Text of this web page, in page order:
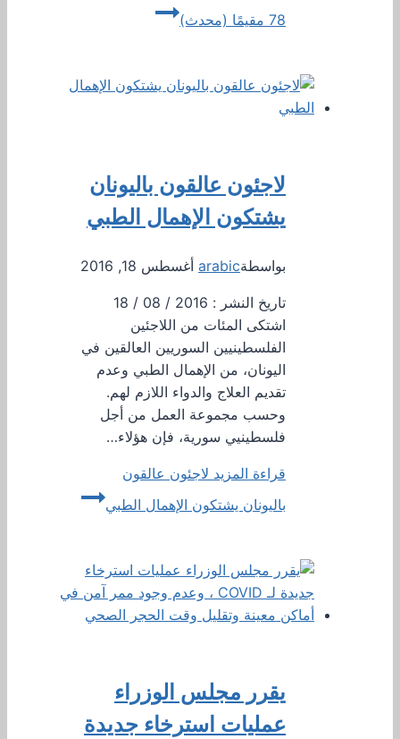
78 مقيمًا (محدث)
لاجئون عالقون باليونان
يشتكون الإهمال الطبي
بواسطةarabic أغسطس 18, 2016
تاريخ النشر : 2016 / 08 / 18
اشتكى المئات من ‏اللاجئين
الفلسطينيين السوريين العالقين في
‏اليونان، من الإهمال الطبي وعدم
تقديم العلاج والدواء اللازم لهم.
وحسب مجموعة العمل من أجل
فلسطينيي سورية، فإن هؤلاء…
قراءة المزيد لاجئون عالقون
باليونان يشتكون الإهمال الطبي
يقرر مجلس الوزراء
عمليات استرخاء جديدة